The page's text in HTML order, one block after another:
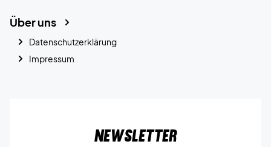
Über uns
Datenschutzerklärung
Impressum
Newsletter